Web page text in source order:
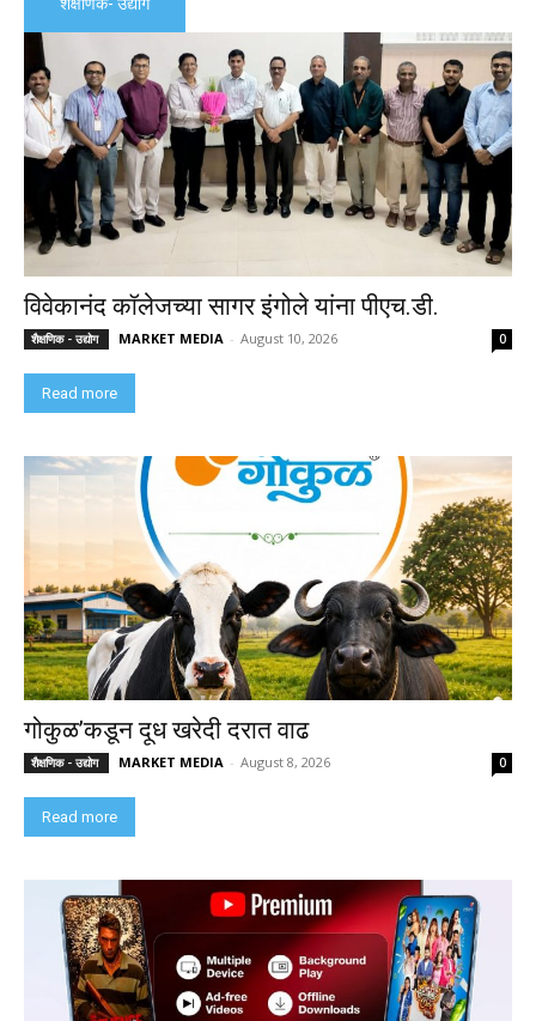
विवेकानंद कॉलेजच्या सागर इंगोले यांना पीएच.डी.
शैक्षणिक - उद्योग MARKET MEDIA - August 10, 2026 0
Read more
गोकुळ’कडून दूध खरेदी दरात वाढ
शैक्षणिक - उद्योग MARKET MEDIA - August 8, 2026 0
Read more